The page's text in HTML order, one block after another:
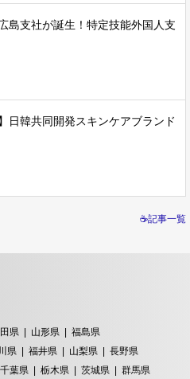
島支社が誕生！特定技能外国人支
日韓共同開発スキンケアブランド
☕記事一覧
県 山形県
福島県
県 福井県 山梨県
長野県
千葉県 栃木県 茨城県
群馬県